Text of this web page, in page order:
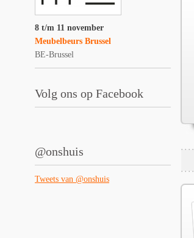
8 t/m 11 november
Meubelbeurs Brussel
BE-Brussel
Volg ons op Facebook
@onshuis
Tweets van @onshuis